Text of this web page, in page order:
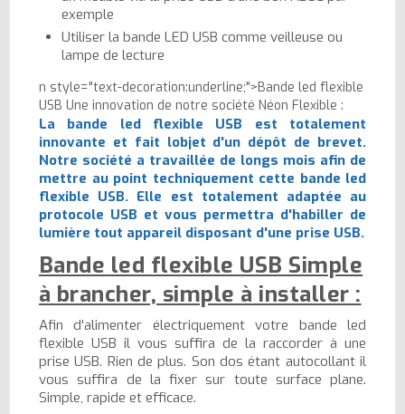
exemple
Utiliser la bande LED USB comme veilleuse ou
lampe de lecture
n style="text-decoration:underline;">Bande led flexible
USB Une innovation de notre société Néon Flexible :
La bande led flexible USB est totalement
innovante et fait lobjet d'un dépôt de brevet.
Notre société a travaillée de longs mois afin de
mettre au point techniquement cette bande led
flexible USB. Elle est totalement adaptée au
protocole USB et vous permettra d'habiller de
lumière tout appareil disposant d'une prise USB.
Bande led flexible USB Simple
à brancher, simple à installer :
Afin d'alimenter électriquement votre bande led
flexible USB il vous suffira de la raccorder à une
prise USB. Rien de plus. Son dos étant autocollant il
vous suffira de la fixer sur toute surface plane.
Simple, rapide et efficace.